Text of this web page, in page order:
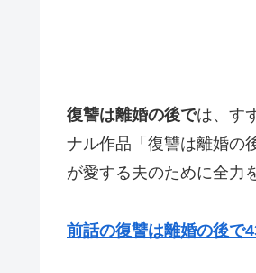
復讐は離婚の後では、す
ナル作品「復讐は離婚の
が愛する夫のために全力
前話の復讐は離婚の後で